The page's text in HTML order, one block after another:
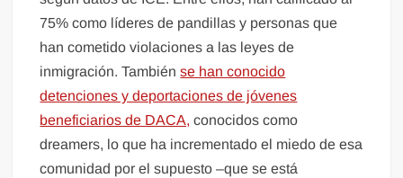
75% como líderes de pandillas y personas que
han cometido violaciones a las leyes de
inmigración. Tambiénse han conocido
detenciones y deportaciones de jóvenes
beneficiarios de DACA, conocidos como
dreamers, lo que ha incrementado el miedo de esa
comunidad por el supuesto –que se está